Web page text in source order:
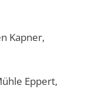
Kapner,
Eppert,